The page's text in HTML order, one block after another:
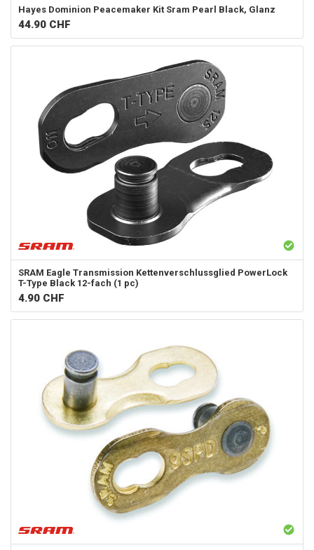
Hayes Dominion Peacemaker Kit Sram Pearl Black, Glanz
44.90 CHF
SRAM Eagle Transmission Kettenverschlussglied PowerLock
T-Type Black 12-fach (1 pc)
4.90 CHF